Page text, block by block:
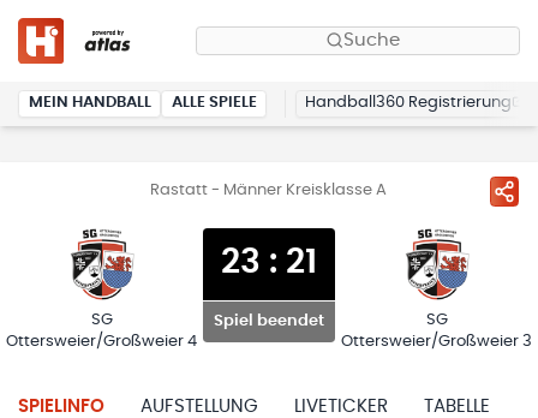
Suche
MEIN HANDBALL ALLE SPIELE Handball360 Registrierung
Rastatt - Männer Kreisklasse A
SG
Ottersweier/Großweier 4
23 : 21
Spiel beendet
SG
Ottersweier/Großweier 3
SPIELINFO AUFSTELLUNG LIVETICKER TABELLE